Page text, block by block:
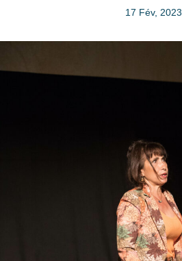
17 Fév, 2023